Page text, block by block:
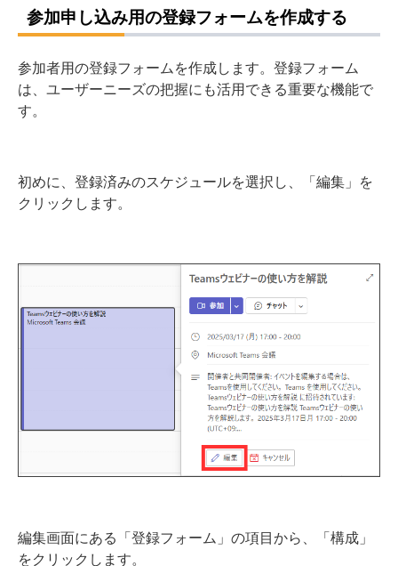
参加申し込み用の登録フォームを作成する
参加者用の登録フォームを作成します。登録フォーム
は、ユーザーニーズの把握にも活用できる重要な機能で
す。
初めに、登録済みのスケジュールを選択し、「編集」を
クリックします。
編集画面にある「登録フォーム」の項目から、「構成」
をクリックします。